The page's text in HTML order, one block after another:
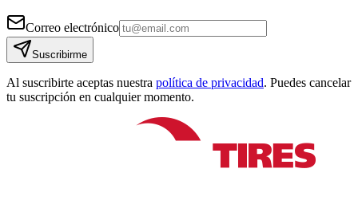
Correo electrónico
Suscribirme
Al suscribirte aceptas nuestra política de privacidad. Puedes cancelar
tu suscripción en cualquier momento.